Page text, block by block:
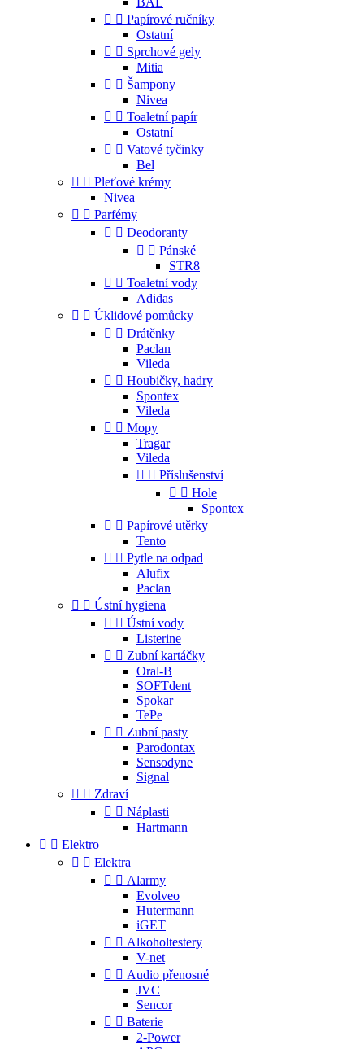
  Papírové ručníky
Ostatní
  Sprchové gely
Mitia
  Šampony
Nivea
  Toaletní papír
Ostatní
  Vatové tyčinky
Bel
  Pleťové krémy
Nivea
  Parfémy
  Deodoranty
  Pánské
STR8
  Toaletní vody
Adidas
  Úklidové pomůcky
  Drátěnky
Paclan
Vileda
  Houbičky, hadry
Spontex
Vileda
  Mopy
Tragar
Vileda
  Příslušenství
  Hole
Spontex
  Papírové utěrky
Tento
  Pytle na odpad
Alufix
Paclan
  Ústní hygiena
  Ústní vody
Listerine
  Zubní kartáčky
Oral-B
SOFTdent
Spokar
TePe
  Zubní pasty
Parodontax
Sensodyne
Signal
  Zdraví
  Náplasti
Hartmann
  Elektro
  Elektra
  Alarmy
Evolveo
Hutermann
iGET
  Alkoholtestery
V-net
  Audio přenosné
JVC
Sencor
  Baterie
2-Power